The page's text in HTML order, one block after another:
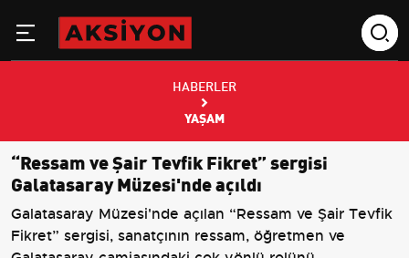
HABERLER
YAŞAM
“Ressam ve Şair Tevfik Fikret” sergisi
Galatasaray Müzesi'nde açıldı
Galatasaray Müzesi'nde açılan “Ressam ve Şair Tevfik
Fikret” sergisi, sanatçının ressam, öğretmen ve